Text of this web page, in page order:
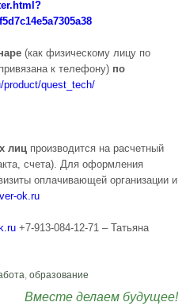
(как физическому лицу по
к телефону) по
product/quest_tech/
лиц производится на расчетный
счета). Для оформления
оплачивающей организации и
ok.ru
+7-913-084-12-71 – Татьяна
, образование
Вместе делаем будущее!